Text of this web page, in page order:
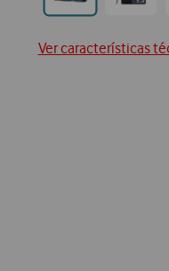
para
posição0
Ver características